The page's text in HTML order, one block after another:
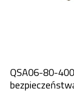
QSA06-80-